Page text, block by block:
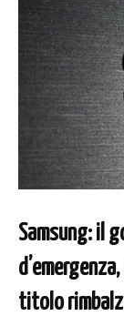
Samsung: il
titolo